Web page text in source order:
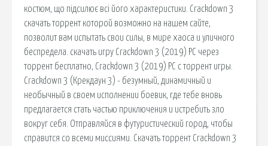
костюм, що підсилює всі його характеристики. Crackdown 3
скачать торрент которой возможно на нашем сайте,
позволит вам испытать свои силы, в мире хаоса и уличного
беспредела. скачать игру Crackdown 3 (2019) PC через
торрент бесплатно, Crackdown 3 (2019) PC с торрент игры.
Crackdown 3 (Крекдаун 3) - безумный, динамичный и
необычный в своем исполнении боевик, где тебе вновь
предлагается стать частью приключения и истребить зло
вокруг себя. Отправляйся в футуристический город, чтобы
справится со всеми миссиями. Скачать торрент Crackdown 3